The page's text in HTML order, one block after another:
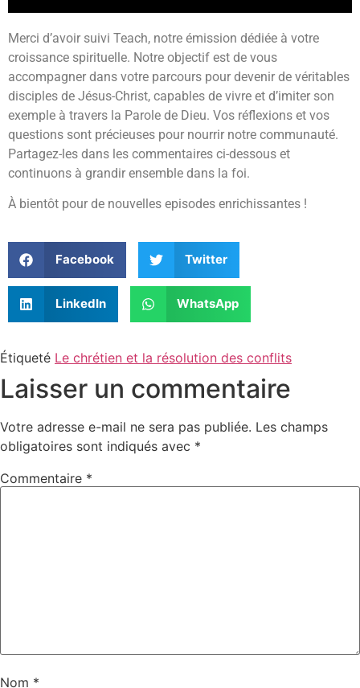
Merci d’avoir suivi Teach, notre émission dédiée à votre
croissance spirituelle. Notre objectif est de vous
accompagner dans votre parcours pour devenir de véritables
disciples de Jésus-Christ, capables de vivre et d’imiter son
exemple à travers la Parole de Dieu. Vos réflexions et vos
questions sont précieuses pour nourrir notre communauté.
Partagez-les dans les commentaires ci-dessous et
continuons à grandir ensemble dans la foi.
À bientôt pour de nouvelles episodes enrichissantes !
Facebook Twitter
LinkedIn WhatsApp
Étiqueté Le chrétien et la résolution des conflits
Laisser un commentaire
Votre adresse e-mail ne sera pas publiée. Les champs
obligatoires sont indiqués avec *
Commentaire *
Nom *